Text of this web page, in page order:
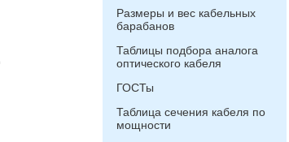
Размеры и вес кабельных
барабанов
Таблицы подбора аналога
оптического кабеля
ГОСТы
Таблица сечения кабеля по
мощности